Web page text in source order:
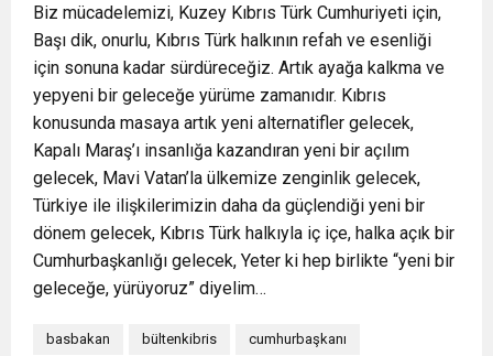
Biz mücadelemizi, Kuzey Kıbrıs Türk Cumhuriyeti için,
Başı dik, onurlu, Kıbrıs Türk halkının refah ve esenliği
için sonuna kadar sürdüreceğiz. Artık ayağa kalkma ve
yepyeni bir geleceğe yürüme zamanıdır. Kıbrıs
konusunda masaya artık yeni alternatifler gelecek,
Kapalı Maraş’ı insanlığa kazandıran yeni bir açılım
gelecek, Mavi Vatan’la ülkemize zenginlik gelecek,
Türkiye ile ilişkilerimizin daha da güçlendiği yeni bir
dönem gelecek, Kıbrıs Türk halkıyla iç içe, halka açık bir
Cumhurbaşkanlığı gelecek, Yeter ki hep birlikte “yeni bir
geleceğe, yürüyoruz” diyelim…
basbakan bültenkibris cumhurbaşkanı